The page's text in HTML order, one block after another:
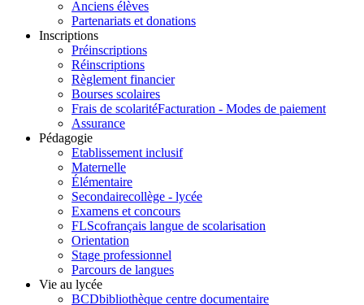
Anciens élèves
Partenariats et donations
Inscriptions
Préinscriptions
Réinscriptions
Règlement financier
Bourses scolaires
Frais de scolaritéFacturation - Modes de paiement
Assurance
Pédagogie
Etablissement inclusif
Maternelle
Élémentaire
Secondairecollège - lycée
Examens et concours
FLScofrançais langue de scolarisation
Orientation
Stage professionnel
Parcours de langues
Vie au lycée
BCDbibliothèque centre documentaire